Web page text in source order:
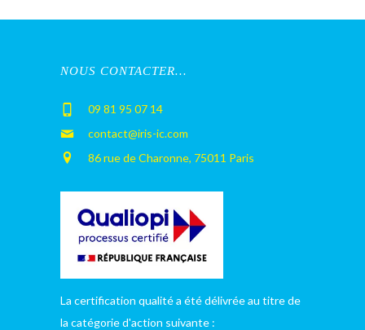
NOUS CONTACTER…
09 81 95 07 14
contact@iris-ic.com
86 rue de Charonne, 75011 Paris
La certification qualité a été délivrée au titre de
la catégorie d'action suivante :